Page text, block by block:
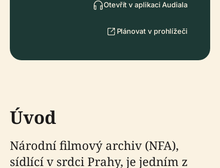
Otevřít v aplikaci Audiala
Plánovat v prohlížeči
Úvod
Národní filmový archiv (NFA),
sídlící v srdci Prahy, je jedním z